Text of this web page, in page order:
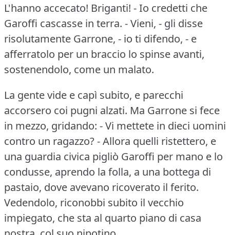
L'hanno accecato! Briganti! - Io credetti che
Garoffi cascasse in terra. - Vieni, - gli disse
risolutamente Garrone, - io ti difendo, - e
afferratolo per un braccio lo spinse avanti,
sostenendolo, come un malato.
La gente vide e capì subito, e parecchi
accorsero coi pugni alzati. Ma Garrone si fece
in mezzo, gridando: - Vi mettete in dieci uomini
contro un ragazzo?- Allora quelli ristettero, e
una guardia civica pigliò Garoffi per mano e lo
condusse, aprendo la folla, a una bottega di
pastaio, dove avevano ricoverato il ferito.
Vedendolo, riconobbi subito il vecchio
impiegato, che sta al quarto piano di casa